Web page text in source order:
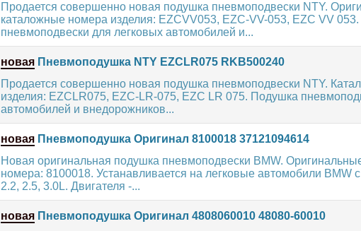
Продается совершенно новая подушка пневмоподвески NTY.
каталожные номера изделия: EZCVV053, EZC-VV-053, EZC VV
пневмоподвески для легковых автомобилей и...
новая Пневмоподушка NTY EZCLR075 RKB500240
Продается совершенно новая подушка пневмоподвески NTY.
изделия: EZCLR075, EZC-LR-075, EZC LR 075. Подушка
автомобилей и внедорожников...
новая Пневмоподушка Оригинал 8100018 37121094614
Новая оригинальная подушка пневмоподвески BMW.
номера: 8100018. Устанавливается на легковые автомобили BMW
2.2, 2.5, 3.0L. Двигателя -...
новая Пневмоподушка Оригинал 4808060010 48080-60010